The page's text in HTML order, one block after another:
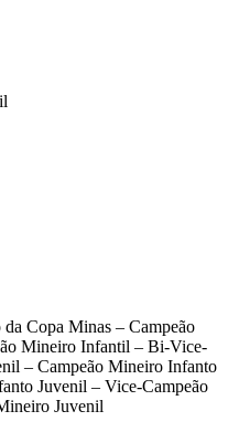
Copa Minas – Campeão
Mineiro Infantil – Bi-Vice-
– Campeão Mineiro Infanto
Juvenil – Vice-Campeão
Juvenil